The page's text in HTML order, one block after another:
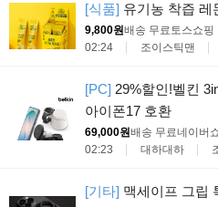
[식품] 유기농 착즙 레
9,800원배송 무료토스쇼핑
02:24
조이스틱맨
[PC] 29%할인!벨킨
아이폰17 호환
69,000원배송 무료네이버
02:23
대하대하
[기타] 맥세이프 그립